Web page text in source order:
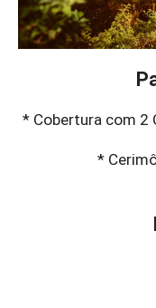
* Cobertura com 2
*